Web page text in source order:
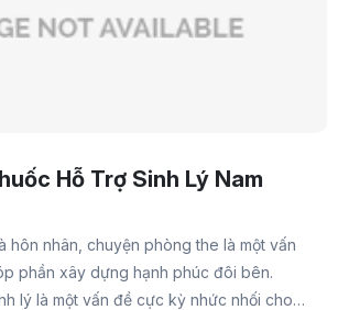
Hỗ Trợ Sinh Lý Nam
hôn nhân, chuyện phòng the là một vấn
phần xây dựng hạnh phúc đôi bên.
lý là một vấn đề cực kỳ nhức nhối cho